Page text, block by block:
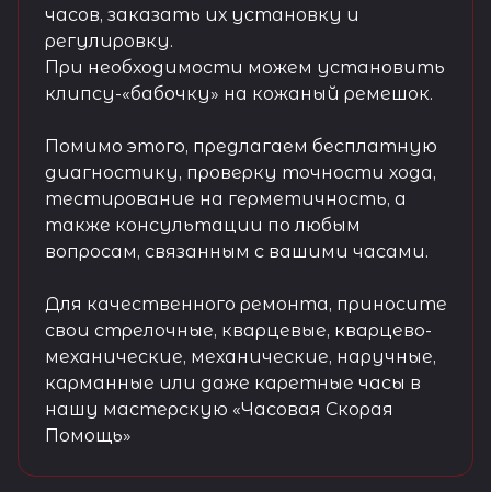
часов, заказать их установку и
регулировку.
При необходимости можем установить
клипсу-«бабочку» на кожаный ремешок.
Помимо этого, предлагаем бесплатную
диагностику, проверку точности хода,
тестирование на герметичность, а
также консультации по любым
вопросам, связанным с вашими часами.
Для качественного ремонта, приносите
свои стрелочные, кварцевые, кварцево-
механические, механические, наручные,
карманные или даже каретные часы в
нашу мастерскую «Часовая Скорая
Помощь»